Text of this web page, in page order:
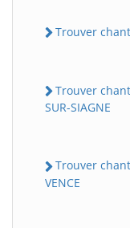
Trouver
Trouver
SUR-SIAGNE
Trouver
VENCE